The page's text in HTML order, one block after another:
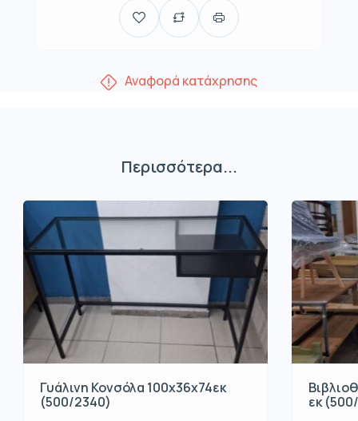
Αναφορά κατάχρησης
Περισσότερα...
Γυάλινη Κονσόλα 100x36x74εκ
(500/2340)
εκ